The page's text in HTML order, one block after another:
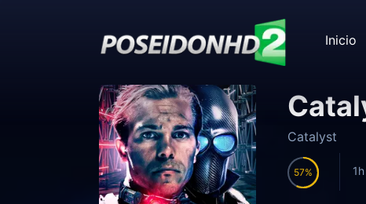
Inicio
Catalyst
57